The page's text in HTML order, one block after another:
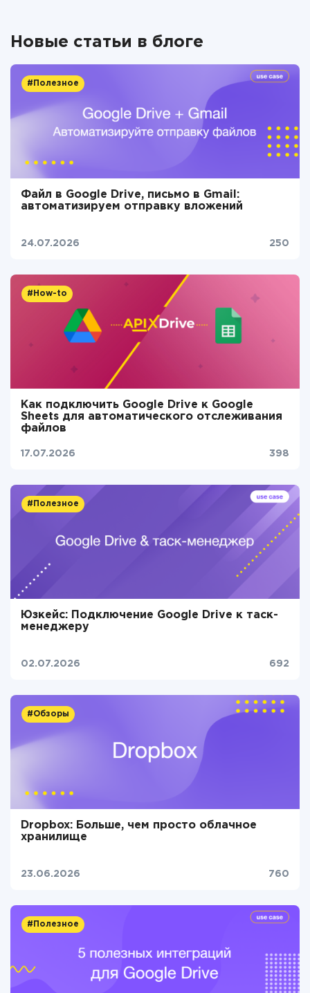
Новые статьи в блоге
#Полезное
Файл в Google Drive, письмо в Gmail:
автоматизируем отправку вложений
24.07.2026 250
#How-to
Как подключить Google Drive к Google
Sheets для автоматического отслеживания
файлов
17.07.2026 398
#Полезное
Юзкейс: Подключение Google Drive к таск-
менеджеру
02.07.2026 692
#Обзоры
Dropbox: Больше, чем просто облачное
хранилище
23.06.2026 760
#Полезное